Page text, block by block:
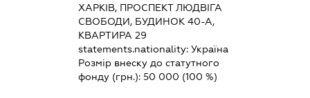
ХАРКІВ, ПРОСПЕКТ ЛЮДВІГА
СВОБОДИ, БУДИНОК 40-А,
КВАРТИРА 29
statements.nationality: Україна
Розмір внеску до статутного
фонду (грн.): 50 000 (100 %)